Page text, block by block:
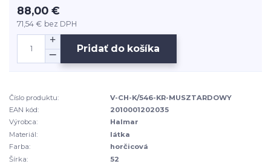
88,00 €
71,54 € bez DPH
Pridať do košíka
Číslo produktu:
V-CH-K/546-KR-MUSZTARDOWY
EAN kód:
2010001202035
Výrobca:
Halmar
Materiál:
látka
Farba:
horčicová
Šírka:
52